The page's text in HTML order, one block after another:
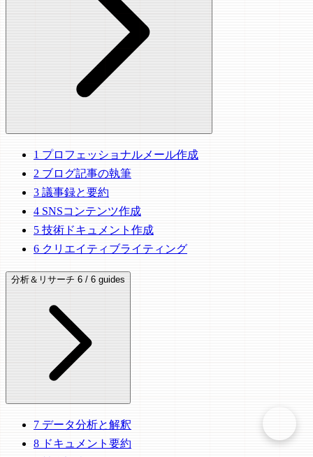
1 プロフェッショナルメール作成
2 ブログ記事の執筆
3 議事録と要約
4 SNSコンテンツ作成
5 技術ドキュメント作成
6 クリエイティブライティング
分析＆リサーチ 6 / 6 guides
7 データ分析と解釈
8 ドキュメント要約